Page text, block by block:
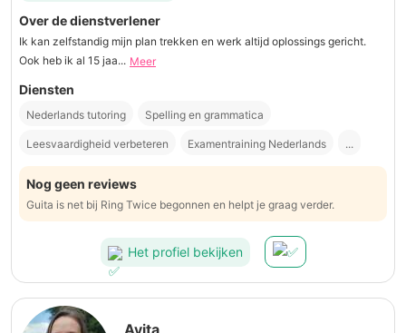
Over de dienstverlener
Ik kan zelfstandig mijn plan trekken en werk altijd oplossings gericht.
Ook heb ik al 15 jaa... Meer
Diensten
Nederlands tutoring Spelling en grammatica
Leesvaardigheid verbeteren Examentraining Nederlands ...
Nog geen reviews
Guita is net bij Ring Twice begonnen en helpt je graag verder.
Het profiel bekijken